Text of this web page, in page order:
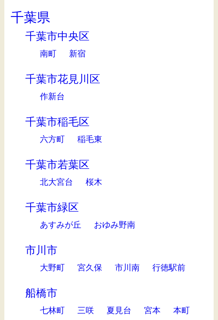
千葉県
千葉市中央区
南町 新宿
千葉市花見川区
作新台
千葉市稲毛区
六方町 稲毛東
千葉市若葉区
北大宮台 桜木
千葉市緑区
あすみが丘 おゆみ野南
市川市
大野町 宮久保 市川南 行徳駅前
船橋市
七林町 三咲 夏見台 宮本
本町